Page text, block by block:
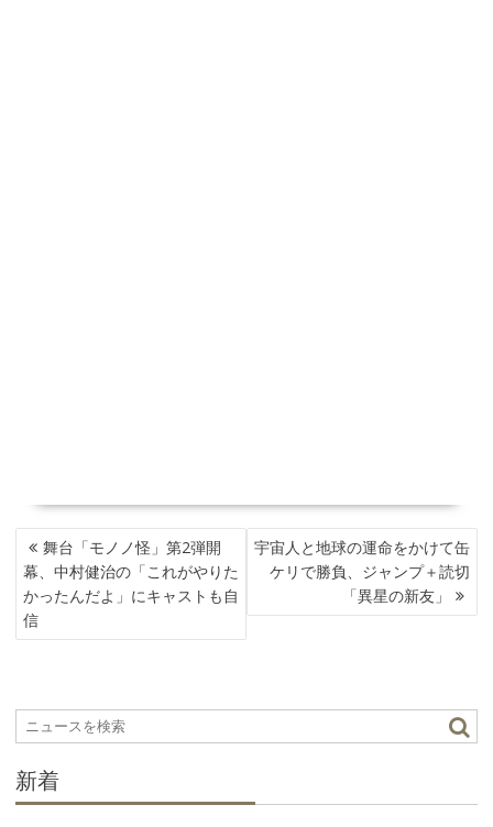
投
稿
ナ
ビ
ゲ
ョ
ン
舞台「モノノ怪」第2弾開
幕、中村健治の「これがやりた
かったんだよ」にキャストも自
信
宇宙人と地球の運命をかけて缶
ケリで勝負、ジャンプ＋読切
「異星の新友」
新着